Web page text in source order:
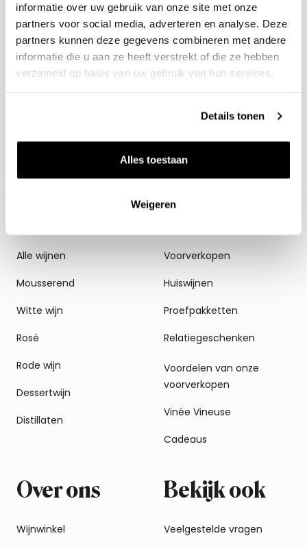
informatie over uw gebruik van onze site met onze
partners voor social media, adverteren en analyse. Deze
partners kunnen deze gegevens combineren met andere
informatie die u aan ze heeft verstrekt of die ze hebben
verzameld op basis van uw gebruik van hun services.
Details tonen
Alles toestaan
Weigeren
E-mailadres
Aanmelden
Alle wijnen
Mousserend
Witte wijn
Rosé
Rode wijn
Dessertwijn
Distillaten
Thema's
Voorverkopen
Huiswijnen
Proefpakketten
Relatiegeschenken
Voordelen van onze
voorverkopen
Vinée Vineuse
Cadeaus
Over ons
Wijnwinkel
Bekijk ook
Veelgestelde vragen